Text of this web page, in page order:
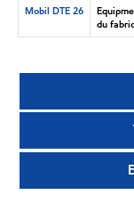
Mobil DTE 26
du